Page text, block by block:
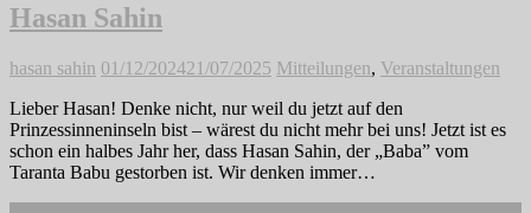
Hasan Sahin
hasan sahin 01/12/202421/07/2025 Mitteilungen, Veranstaltungen
Lieber Hasan! Denke nicht, nur weil du jetzt auf den
Prinzessinneninseln bist – wärest du nicht mehr bei uns! Jetzt ist es
schon ein halbes Jahr her, dass Hasan Sahin, der „Baba” vom
Taranta Babu gestorben ist. Wir denken immer…